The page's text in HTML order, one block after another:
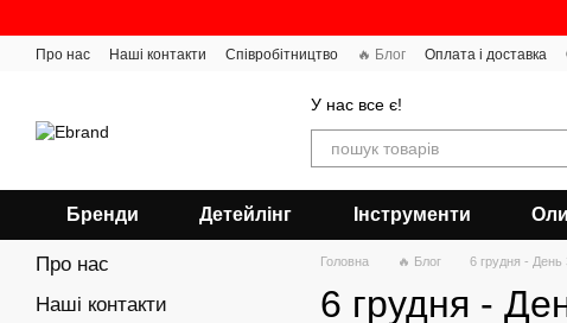
Про нас Наші контакти Співробітництво 🔥 Блог Оплата і доставка
У нас все є!
Бренди Детейлінг Інструменти
Головна 🔥 Блог 6 грудня - День
6 грудня -
Про нас
Наші контакти